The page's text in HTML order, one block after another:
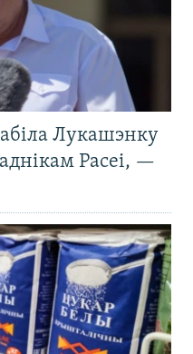
Лукашэнку
Расеі, —